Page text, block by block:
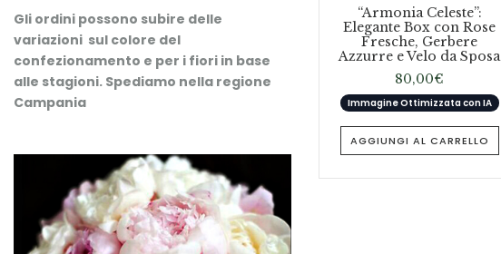
Gli ordini possono subire delle
variazioni sul colore del
confezionamento e per i fiori in base
alle stagioni. Spediamo nella regione
Campania
“Armonia Celeste”:
Elegante Box con Rose
Fresche, Gerbere
Azzurre e Velo da Sposa
80,00€
Immagine Ottimizzata con IA
AGGIUNGI AL CARRELLO